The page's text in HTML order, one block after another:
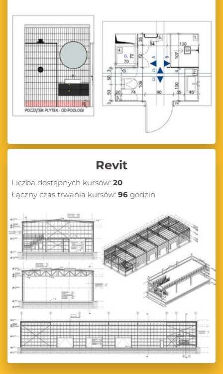
Revit
Liczba dostępnych kursów: 20
Łączny czas trwania kursów: 96 godzin